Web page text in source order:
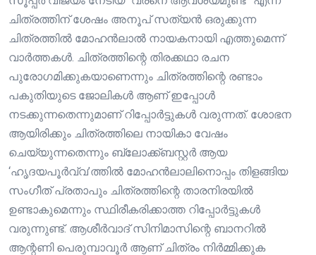
ചിത്രത്തിന് ശേഷം അനൂപ് സത്യൻ ഒരുക്കുന്ന
ചിത്രത്തിൽ മോഹൻലാൽ നായകനായി എത്തുമെന്ന്
വാർത്തകൾ. ചിത്രത്തിന്റെ തിരക്കഥാ രചന
പുരോഗമിക്കുകയാണെന്നും ചിത്രത്തിന്റെ രണ്ടാം
പകുതിയുടെ ജോലികൾ ആണ് ഇപ്പോൾ
നടക്കുന്നതെന്നുമാണ് റിപ്പോർട്ടുകൾ വരുന്നത്. ശോഭന
ആയിരിക്കും ചിത്രത്തിലെ നായികാ വേഷം
ചെയ്യുന്നതെന്നും ബ്ലോക്ക്ബസ്റ്റർ ആയ
‘ഹൃദയപൂർവ്വ’ത്തിൽ മോഹൻലാലിനൊപ്പം തിളങ്ങിയ
സംഗീത് പ്രതാപും ചിത്രത്തിന്റെ താരനിരയിൽ
ഉണ്ടാകുമെന്നും സ്ഥിരീകരിക്കാത്ത റിപ്പോർട്ടുകൾ
വരുന്നുണ്ട്. ആശീർവാദ് സിനിമാസിന്റെ ബാനറിൽ
ആന്റണി പെരുമ്പാവൂർ ആണ് ചിത്രം നിർമ്മിക്കുക